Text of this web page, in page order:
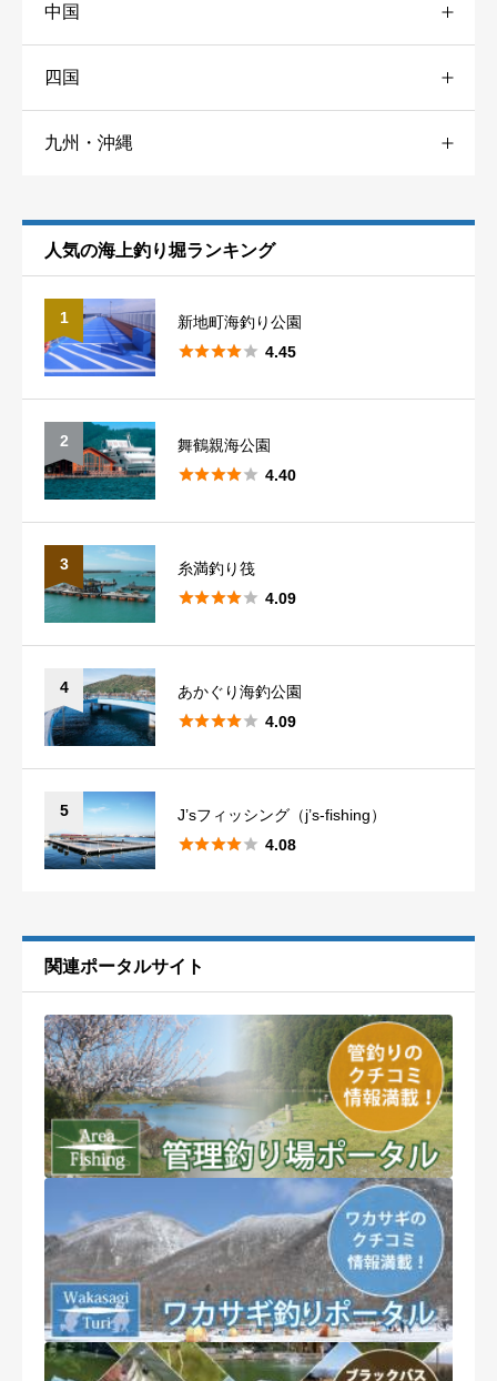
総合評価
星の数をお選びください  
クチコミのタイトル 必須
クチコミ内容 必須
口コミ・釣果情報投稿の注意点
釣り場への口コミ・釣果情報をお気軽にお寄せ下さい。
率直なご意見・ご感想は歓迎ですが、悪意のある口コミ情報はお
※内容によって掲載できかねる場合や削除する可能性がございま
すことを予めご了承ください。
千葉
茨城
富山
石川
福井
静岡 6
三重
京都
大阪
兵庫 12
中国
広島
山口
四国
香川
九州・沖縄
佐賀 2
長崎
大分
宮崎
鹿児島
沖縄
人気の海上釣り堀ランキング
1
新地町海釣り公園
 4.45
2
舞鶴親海公園
 4.40
3
糸満釣り筏
 4.09
4
あかぐり海釣公園
 4.09
5
J’sフィッシング（j’s-fishing）
 4.08
関連ポータルサイト